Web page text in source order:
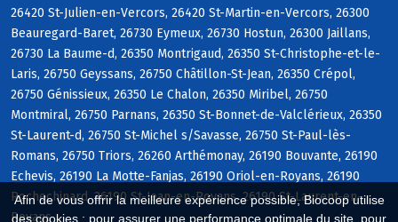
Afin de vous offrir la meilleure expérience possible, Biocoop utilise
des cookies : pour assurer une performance optimale du site, pour
26420 St-Julien-en-Vercors, 26420 St-Martin-en-Vercors, 26300
Beauregard-Baret, 26730 Eymeux, 26730 Hostun, 26300 Jaillans,
26730 La Baume-d, 26350 Montrigaud, 26350 St-Christophe-et-le-
Laris, 26750 Geyssans, 26750 Châtillon-St-Jean, 26350 Crépol,
26750 Génissieux, 26350 Le Chalon, 26350 Miribel, 26750
Montmiral, 26750 Parnans, 26350 St-Bonnet-de-Valclérieux, 26350
St-Laurent-d, 26750 St-Michel s/Savasse, 26750 St-Paul-lès-
Romans, 26750 Triors, 26260 Arthémonay, 26190 Bouvante, 26190
Echevis, 26190 La Motte-Fanjas, 26190 Oriol-en-Royans, 26190
Rochechinard, 26190 St-Jean-en-Royans, 26190 St-Laurent-en-
Royans